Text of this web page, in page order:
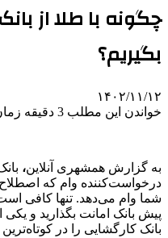
چگونه با طلا از
بگیریم؟
۱۴۰۲/۱۱/۱۲
خواندن این مطلب 3 دقیقه زمان میبرد
به گزارش همشهری آنلاین،
درخواست‌کننده وام که
شما وام می‌دهد. تنها کافی
پیش بانک امانت بگذارید و
بانک کارگشایی را در